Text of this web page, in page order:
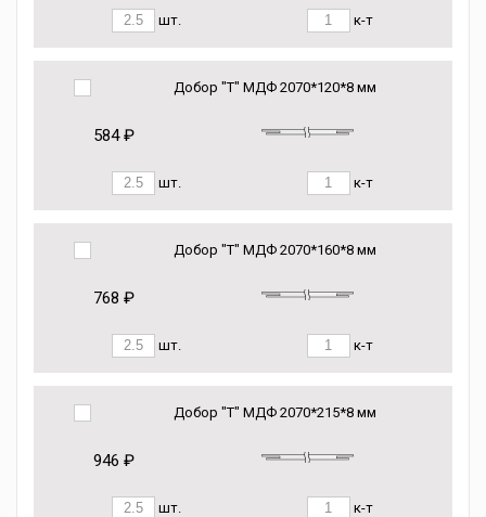
шт. к-т
Добор "Т" МДФ 2070*120*8 мм
584 ₽
шт. к-т
Добор "Т" МДФ 2070*160*8 мм
768 ₽
шт. к-т
Добор "Т" МДФ 2070*215*8 мм
946 ₽
шт. к-т